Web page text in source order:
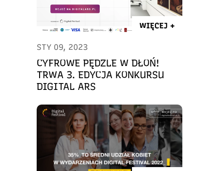
WIĘCEJ +
STY 09, 2023
CYFROWE PĘDZLE W DŁOŃ!
TRWA 3. EDYCJA KONKURSU
DIGITAL ARS